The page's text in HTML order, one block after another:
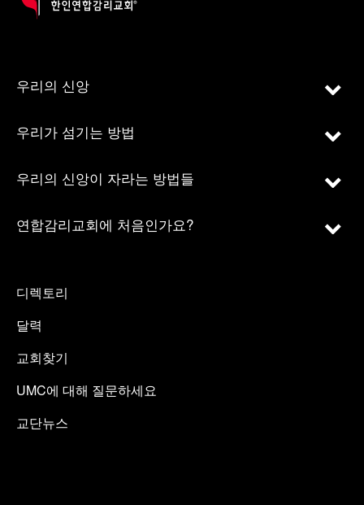
우리의 신앙
우리가 섬기는 방법
우리의 신앙이 자라는 방법들
연합감리교회에 처음인가요?
디렉토리
달력
교회찾기
UMC에 대해 질문하세요
교단뉴스